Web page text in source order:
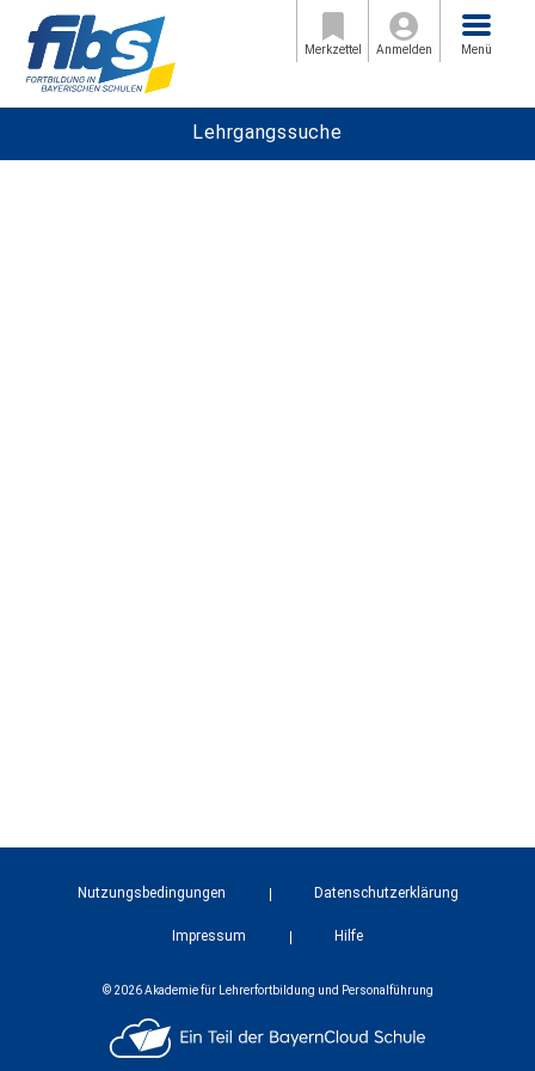
Merkzettel Anmelden
Menü
Menü
Lehrgangssuche
Nutzungsbedingungen Datenschutzerklärung
Impressum Hilfe
© 2026 Akademie für Lehrerfortbildung und Personalführung